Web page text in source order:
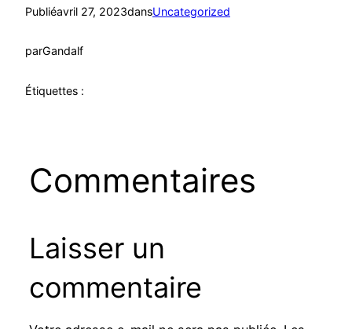
Publiéavril 27, 2023dansUncategorized
parGandalf
Étiquettes :
Commentaires
Laisser un
commentaire